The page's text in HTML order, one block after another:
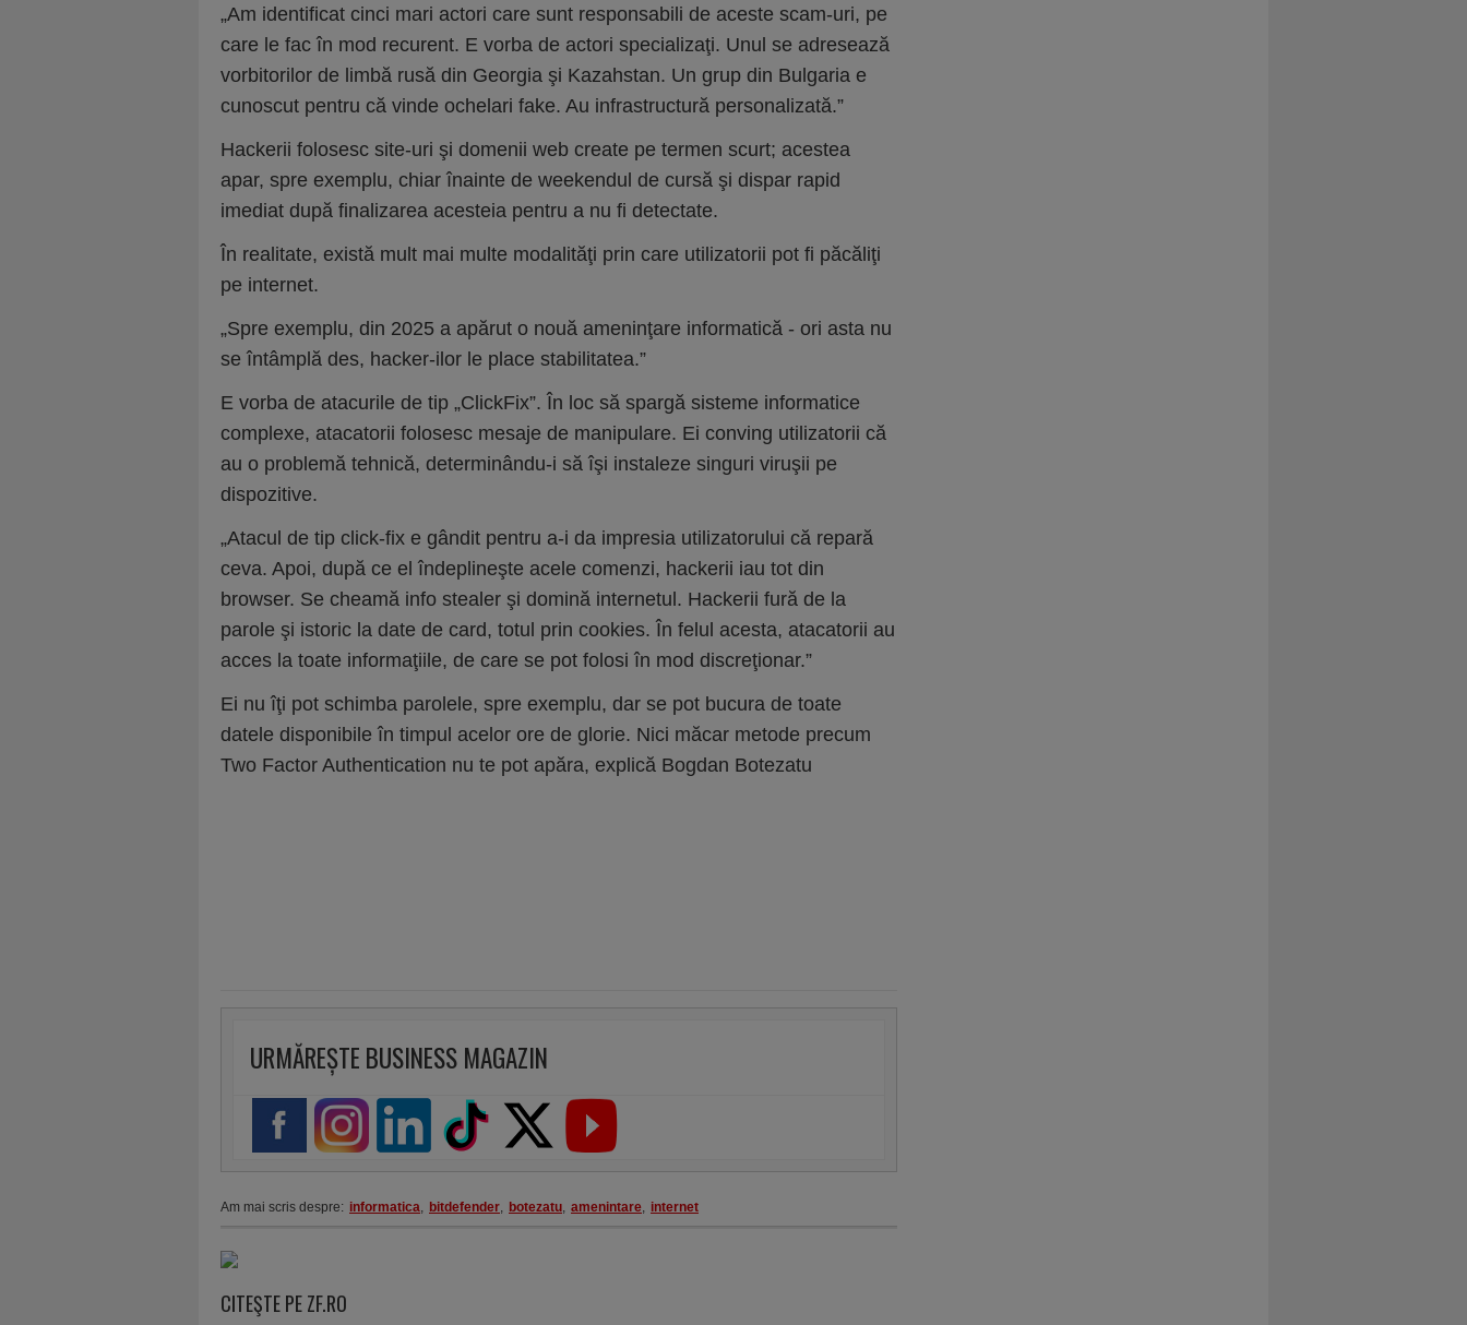
„Am identificat cinci mari actori care sunt responsabili de aceste scam-uri, pe
care le fac în mod recurent. E vorba de actori specializaţi. Unul se adresează
vorbitorilor de limbă rusă din Georgia şi Kazahstan. Un grup din Bulgaria e
cunoscut pentru că vinde ochelari fake. Au infrastructură personalizată.”
Hackerii folosesc site-uri şi domenii web create pe termen scurt; acestea
apar, spre exemplu, chiar înainte de weekendul de cursă şi dispar rapid
imediat după finalizarea acesteia pentru a nu fi detectate.
În realitate, există mult mai multe modalităţi prin care utilizatorii pot fi păcăliţi
pe internet.
„Spre exemplu, din 2025 a apărut o nouă ameninţare informatică - ori asta nu
se întâmplă des, hacker-ilor le place stabilitatea.”
E vorba de atacurile de tip „ClickFix”. În loc să spargă sisteme informatice
complexe, atacatorii folosesc mesaje de manipulare. Ei conving utilizatorii că
au o problemă tehnică, determinându-i să îşi instaleze singuri viruşii pe
dispozitive.
„Atacul de tip click-fix e gândit pentru a-i da impresia utilizatorului că repară
ceva. Apoi, după ce el îndeplineşte acele comenzi, hackerii iau tot din
browser. Se cheamă info stealer şi domină internetul. Hackerii fură de la
parole şi istoric la date de card, totul prin cookies. În felul acesta, atacatorii au
acces la toate informaţiile, de care se pot folosi în mod discreţionar.”
Ei nu îţi pot schimba parolele, spre exemplu, dar se pot bucura de toate
datele disponibile în timpul acelor ore de glorie. Nici măcar metode precum
Two Factor Authentication nu te pot apăra, explică Bogdan Botezatu
URMĂREȘTE BUSINESS MAGAZIN
Am mai scris despre: informatica, bitdefender, botezatu, amenintare, internet
CITEŞTE PE ZF.RO